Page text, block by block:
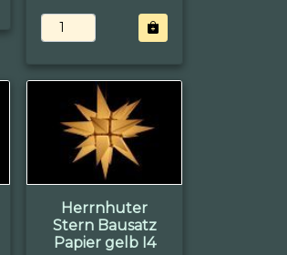
Herrnhuter
Stern Bausatz
Papier gelb I4